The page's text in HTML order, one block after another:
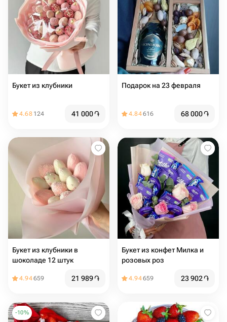
Букет из клубники
4.68 124 41 000֏
Подарок на 23 февраля
4.84616 68 000֏
Букет из клубники в
шоколаде 12 штук
4.94659 21 989֏
Букет из конфет Милка и
розовых роз
4.94659 23 902֏
-10%